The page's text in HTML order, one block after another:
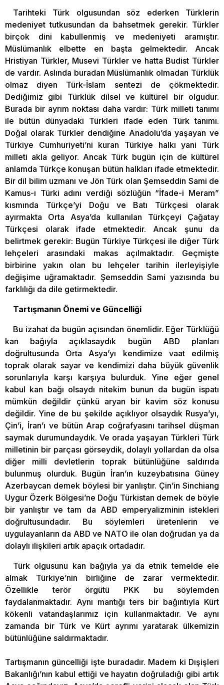
Tarihteki Türk olgusundan söz ederken Türklerin
medeniyet tutkusundan da bahsetmek gerekir. Türkler
birçok dini kabullenmiş ve medeniyeti aramıştır.
Müslümanlık elbette en başta gelmektedir. Ancak
Hristiyan Türkler, Musevi Türkler ve hatta Budist Türkler
de vardır. Aslında buradan Müslümanlık olmadan Türklük
olmaz diyen Türk-İslam sentezi de çökmektedir.
Dediğimiz gibi Türklük dilsel ve kültürel bir olgudur.
Burada bir ayrım noktası daha vardır: Türk milleti tanımı
ile bütün dünyadaki Türkleri ifade eden Türk tanımı.
Doğal olarak Türkler dendiğine Anadolu’da yaşayan ve
Türkiye Cumhuriyeti’ni kuran Türkiye halkı yani Türk
milleti akla geliyor. Ancak Türk bugün için de kültürel
anlamda Türkçe konuşan bütün halkları ifade etmektedir.
Bir dil bilim uzmanı ve Jön Türk olan Şemseddin Sami de
Kamus-ı Türki adını verdiği sözlüğün “İfade-i Meram”
kısmında Türkçe’yi Doğu ve Batı Türkçesi olarak
ayırmakta Orta Asya’da kullanılan Türkçeyi Çağatay
Türkçesi olarak ifade etmektedir. Ancak şunu da
belirtmek gerekir: Bugün Türkiye Türkçesi ile diğer Türk
lehçeleri arasındaki makas açılmaktadır. Geçmişte
birbirine yakın olan bu lehçeler tarihin ilerleyişiyle
değişime uğramaktadır. Şemseddin Sami yazısında bu
farklılığı da dile getirmektedir.
Tartışmanın Önemi ve Güncelliği
Bu izahat da bugün açısından önemlidir. Eğer Türklüğü
kan bağıyla açıklasaydık bugün ABD planları
doğrultusunda Orta Asya’yı kendimize vaat edilmiş
toprak olarak sayar ve kendimizi daha büyük güvenlik
sorunlarıyla karşı karşıya bulurduk. Yine eğer genel
kabul kan bağı olsaydı nitekim bunun da bugün ispatı
mümkün değildir çünkü aryan bir kavim söz konusu
değildir. Yine de bu şekilde açıklıyor olsaydık Rusya’yı,
Çin’i, İran’ı ve bütün Arap coğrafyasını tarihsel düşman
saymak durumundaydık. Ve orada yaşayan Türkleri Türk
milletinin bir parçası görseydik, dolaylı yollardan da olsa
diğer milli devletlerin toprak bütünlüğüne saldırıda
bulunmuş olurduk. Bugün İran’ın kuzeybatısına Güney
Azerbaycan demek böylesi bir yanlıştır. Çin’in Sinchiang
Uygur Özerk Bölgesi’ne Doğu Türkistan demek de böyle
bir yanlıştır ve tam da ABD emperyalizminin istekleri
doğrultusundadır. Bu söylemleri üretenlerin ve
uygulayanların da ABD ve NATO ile olan doğrudan ya da
dolaylı ilişkileri artık apaçık ortadadır.
Türk olgusunu kan bağıyla ya da etnik temelde ele
almak Türkiye’nin birliğine de zarar vermektedir.
Özellikle terör örgütü PKK bu söylemden
faydalanmaktadır. Aynı mantığı ters bir bağıntıyla Kürt
kökenli vatandaşlarımız için kullanmaktadır. Ve aynı
zamanda bir Türk ve Kürt ayrımı yaratarak ülkemizin
bütünlüğüne saldırmaktadır.
Tartışmanın güncelliği işte buradadır. Madem ki Dışişleri
Bakanlığı’nın kabul ettiği ve hayatın doğruladığı gibi artık